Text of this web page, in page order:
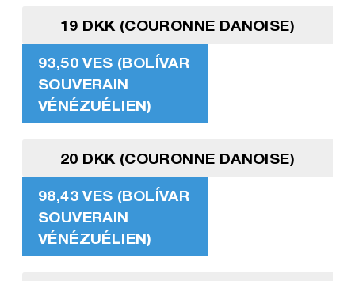
19 DKK (COURONNE DANOISE)
93,50 VES (BOLÍVAR
SOUVERAIN
VÉNÉZUÉLIEN)
20 DKK (COURONNE DANOISE)
98,43 VES (BOLÍVAR
SOUVERAIN
VÉNÉZUÉLIEN)